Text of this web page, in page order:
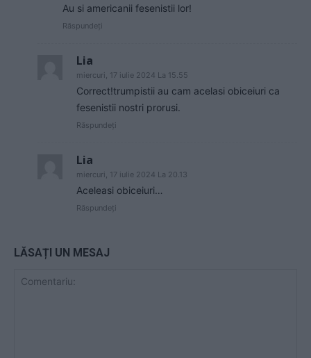
Au si americanii fesenistii lor!
Răspundeți
Lia
miercuri, 17 iulie 2024 La 15.55
Correct!trumpistii au cam acelasi obiceiuri ca
fesenistii nostri prorusi.
Răspundeți
Lia
miercuri, 17 iulie 2024 La 20.13
Aceleasi obiceiuri…
Răspundeți
LĂSAȚI UN MESAJ